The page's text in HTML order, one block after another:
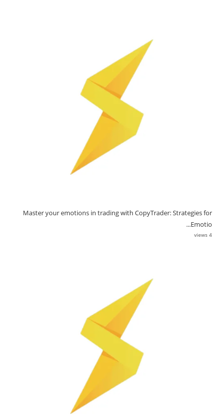
Master your emotions in trading with CopyTrader: Strategies for
Emotio...
4 views